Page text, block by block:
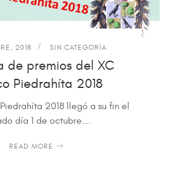
2018 SIN CATEGORÍA
de premios del XC
Piedrahíta 2018
2018 llegó a su fin el
día 1 de octubre….
READ MORE